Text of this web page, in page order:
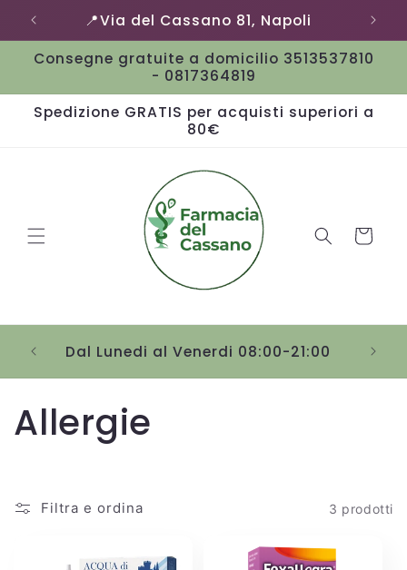
direttamente📍Via del Cassano 81, Napoli
Consegne gratuite a domicilio 3513537810
- 0817364819
Spedizione GRATIS per acquisti superiori a
80€
Carrello
Dal Lunedi al Venerdi 08:00-21:00
C
l
Allergie
Filtra e ordina 3 prodotti